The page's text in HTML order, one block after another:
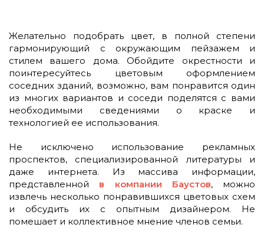
Желательно подобрать цвет, в полной степени
гармонирующий с окружающим пейзажем и
стилем вашего дома. Обойдите окрестности и
поинтересуйтесь цветовым оформлением
соседних зданий, возможно, вам понравится один
из многих вариантов и соседи поделятся с вами
необходимыми сведениями о краске и
технологией ее использования.
Не исключено использование рекламных
проспектов, специализированной литературы и
даже интернета. Из массива информации,
представленной в компании Баустов, можно
извлечь несколько понравившихся цветовых схем
и обсудить их с опытным дизайнером. Не
помешает и коллективное мнение членов семьи.